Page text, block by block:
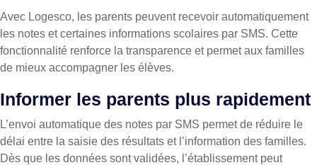
Avec Logesco, les parents peuvent recevoir automatiquement
les notes et certaines informations scolaires par SMS. Cette
fonctionnalité renforce la transparence et permet aux familles
de mieux accompagner les élèves.
Informer les parents plus rapidement
L’envoi automatique des notes par SMS permet de réduire le
délai entre la saisie des résultats et l’information des familles.
Dès que les données sont validées, l’établissement peut